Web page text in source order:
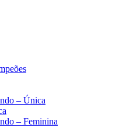
– Única
– Feminina